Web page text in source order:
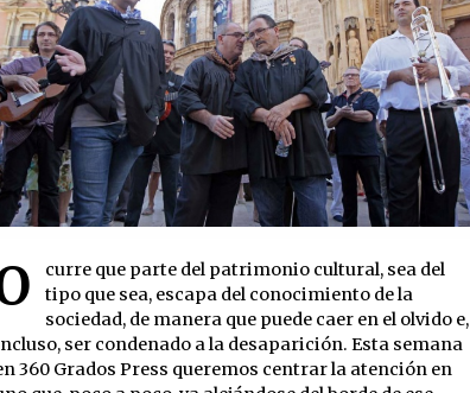
curre que parte del patrimonio cultural, sea del
tipo que sea, escapa del conocimiento de la
sociedad, de manera que puede caer en el olvido e,
ser condenado a la desaparición. Esta semana
360 Grados Press queremos centrar la atención en